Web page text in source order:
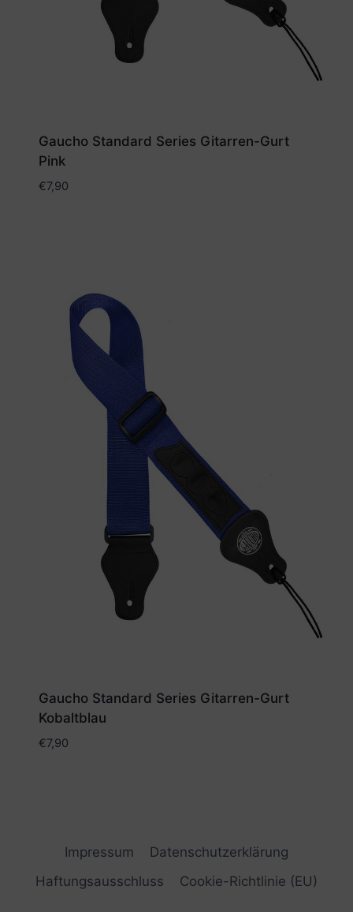
Gaucho Standard Series Gitarren-Gurt
Pink
€7,90
Gaucho Standard Series Gitarren-Gurt
Kobaltblau
€7,90
Impressum
Datenschutzerklärung
Haftungsausschluss
Cookie-Richtlinie (EU)